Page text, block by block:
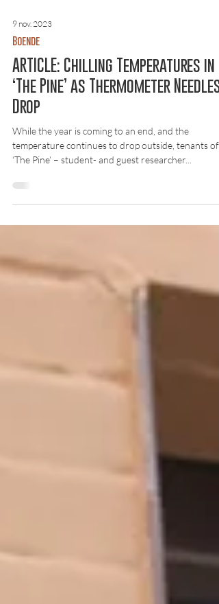
9 nov. 2023
Boende
ARTICLE: Chilling Temperatures in
‘The Pine’ as Thermometer Needles
Drop
While the year is coming to an end, and the
temperature continues to drop outside, tenants of
‘The Pine’ – student- and guest researcher...